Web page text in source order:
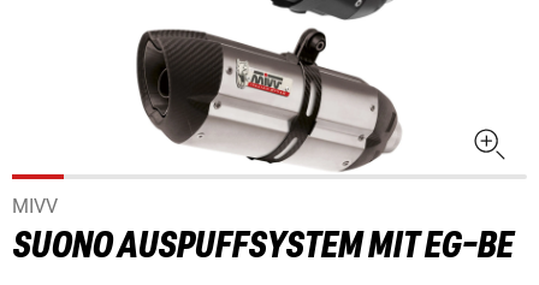
MIVV
SUONO AUSPUFFSYSTEM MIT EG-BE